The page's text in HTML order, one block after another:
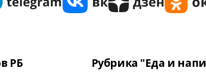
РБ Рубрика "Еда и